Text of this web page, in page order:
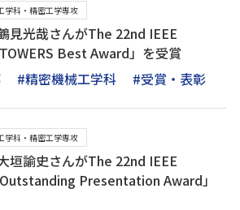
学科・精密工学専攻
見光哉さんがThe 22nd IEEE
Best Award」を受賞
#精密機械工学科 #受賞・表彰
学科・精密工学専攻
垣諭史さんがThe 22nd IEEE
Presentation Award」